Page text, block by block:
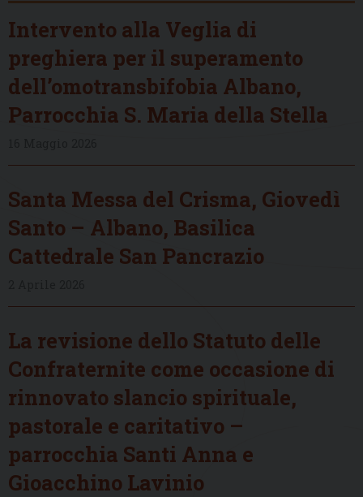
Intervento alla Veglia di
preghiera per il superamento
dell’omotransbifobia Albano,
Parrocchia S. Maria della Stella
Santa Messa del Crisma, Giovedì
Santo – Albano, Basilica
Cattedrale San Pancrazio
La revisione dello Statuto delle
Confraternite come occasione di
rinnovato slancio spirituale,
pastorale e caritativo –
parrocchia Santi Anna e
Gioacchino Lavinio